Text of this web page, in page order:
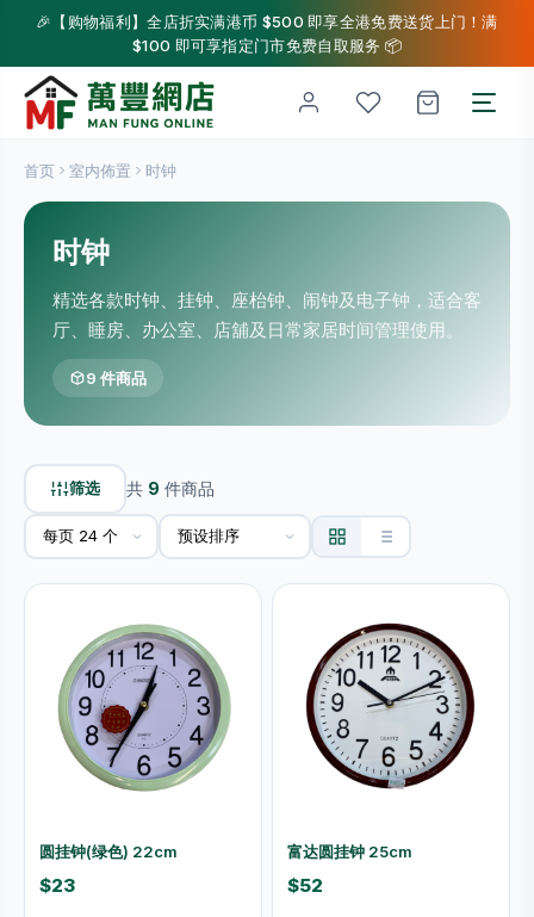
🎉【购物福利】全店折实满港币 $500 即享全港免费送货上门！满
$100 即可享指定门市免费自取服务 📦
首页 室内佈置 时钟
时钟
精选各款时钟、挂钟、座枱钟、闹钟及电子钟，适合客
厅、睡房、办公室、店舖及日常家居时间管理使用。
9 件商品
筛选 共 9 件商品
圆挂钟(绿色) 22cm
$23
富达圆挂钟 25cm
$52